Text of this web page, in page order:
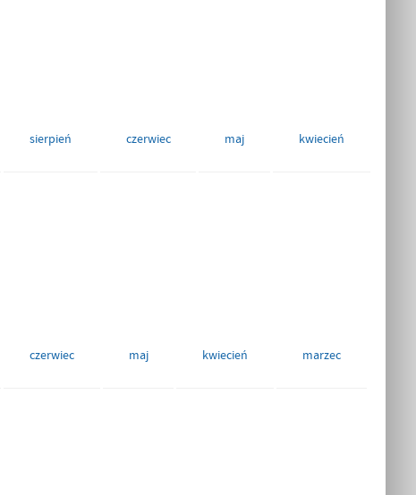
sierpień czerwiec maj kwiecień
czerwiec maj kwiecień marzec